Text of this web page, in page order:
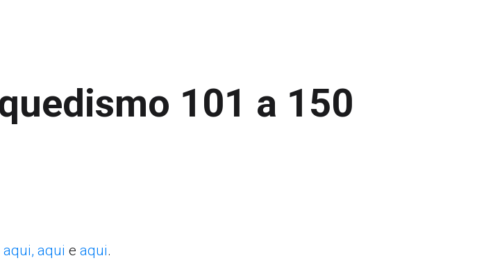
101 a 150
aqui, aqui e aqui.